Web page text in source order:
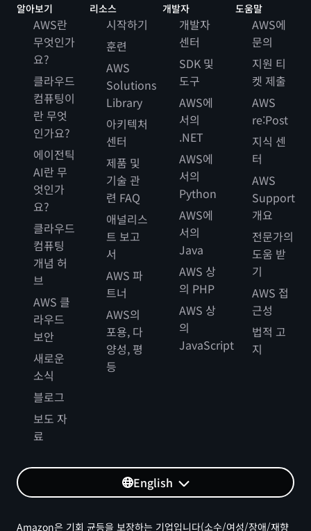
알아보기
AWS란
무엇인가
요?
클라우드
컴퓨팅이
란 무엇
인가요?
에이전틱
AI란 무
엇인가
요?
클라우드
컴퓨팅
개념 허
브
AWS 클
라우드
보안
새로운
소식
블로그
보도 자
료
리소스
시작하기
훈련
AWS
Solutions
Library
아키텍처
센터
제품 및
기술 관
련 FAQ
애널리스
트 보고
서
AWS 파
트너
AWS의
포용, 다
양성, 평
등
개발자
개발자
센터
SDK 및
도구
AWS에
서의
.NET
AWS에
서의
Python
AWS에
서의
Java
AWS 상
의 PHP
AWS 상
의
JavaScript
도움말
AWS에
문의
지원 티
켓 제출
AWS
re:Post
지식 센
터
AWS
Support
개요
전문가의
도움 받
기
AWS 접
근성
법적 고
지
English
Amazon은 기회 균등을 보장하는 기업입니다(소수/여성/장애/재향